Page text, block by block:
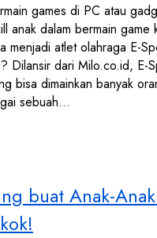
games di PC atau
anak dalam bermain game
menjadi atlet olahraga E-
Dilansir dari Milo.co.id, E-
bisa dimainkan banyak
sebuah…
buat Anak-